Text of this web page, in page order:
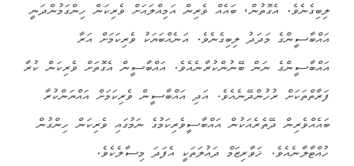
ލިބިގެނެވެ. އެގޮތުން، ބައެއް ވެރިން އަމިއްލައަށް ވެރިކަން ހިންގަމުންދަނީ
އައްބާސީންގެ މަދަދު ލިބިގެނެވެ. އަނެއްބަޔަކު ވެރިކަމަށް އަރާ
އައްބާސީންގެ ނަން ބޭނުންކުރާނެއެވެ. އައްބާސީން އެގޮތަށް ވެރިކަން ކުރާ
ފަރާތްތަކަށް ރުހުންދޭނެއެވެ. އަދި އައްބާސީން ވެރިކަމަށް އައްޔަންކުރާ
ބައެއްވެރިން ދޭތެރެއަކުން އައްބާސީވެރިކަމުގެ ނަމުގައި ވެރިކަން ހިންގުން
ހުއްޓާލާނެއެވެ. ޚަވާރިޒަމް ދައުލަތަކީ އެފަދަ މިސާލެކެވެ.